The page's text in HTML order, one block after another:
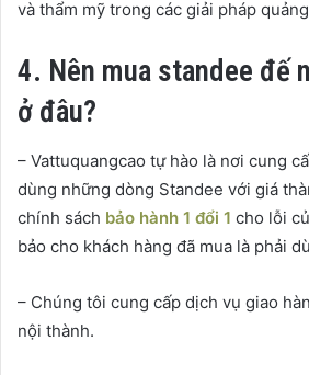
và thẩm mỹ trong các giải pháp
4. Nên mua standee đế
ở đâu?
– Vattuquangcao tự hào là nơi cung
dùng những dòng Standee với giá
chính sách bảo hành 1 đổi 1 cho lỗi
bảo cho khách hàng đã mua là phải
– Chúng tôi cung cấp dịch vụ giao
nội thành.